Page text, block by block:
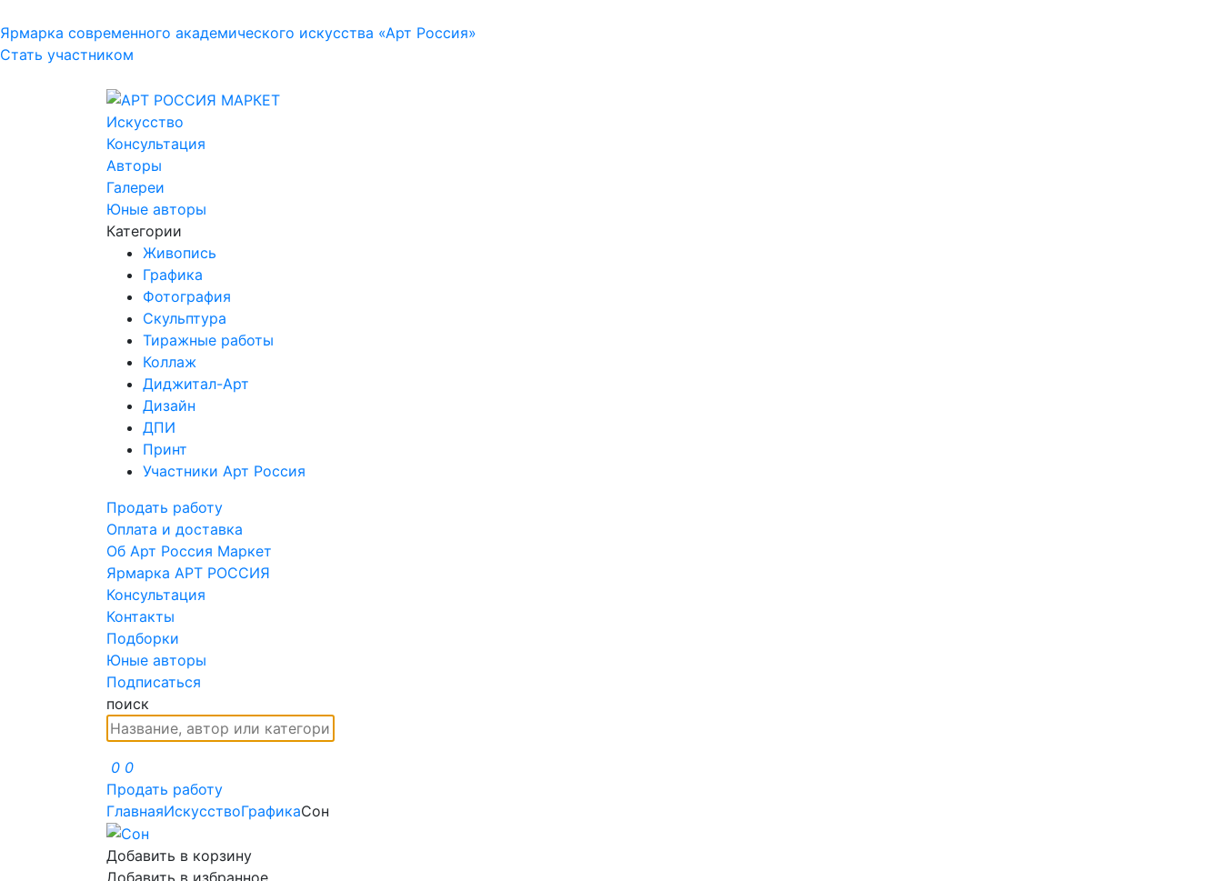
Ярмарка современного академического искусства «Арт Россия»
Стать участником
Искусство
Консультация
Авторы
Галереи
Юные авторы
Категории
Живопись
Графика
Фотография
Скульптура
Тиражные работы
Коллаж
Диджитал-Арт
Дизайн
ДПИ
Принт
Участники Арт Россия
Продать работу
Оплата и доставка
Об Арт Россия Маркет
Ярмарка АРТ РОССИЯ
Консультация
Контакты
Подборки
Юные авторы
Подписаться
поиск
0 0
Продать работу
ГлавнаяИскусствоГрафикаСон
Добавить в корзину